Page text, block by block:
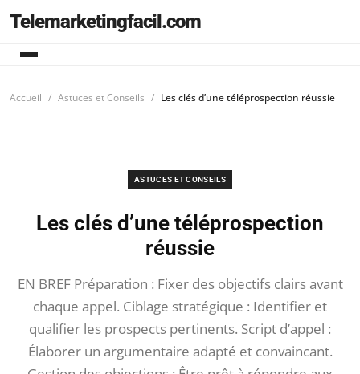
Telemarketingfacil.com
Accueil Astuces et Conseils Les clés d’une téléprospection réussie
ASTUCES ET CONSEILS
Les clés d’une téléprospection
réussie
EN BREF Préparation : Fixer des objectifs clairs avant
chaque appel. Ciblage stratégique : Identifier et
qualifier les prospects pertinents. Script d’appel :
Élaborer un argumentaire adapté et convaincant.